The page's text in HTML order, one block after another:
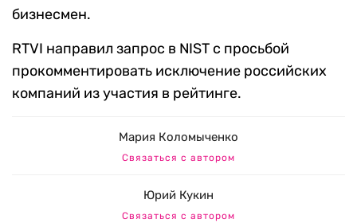
бизнесмен.
RTVI направил запрос в NIST с просьбой
прокомментировать исключение российских
компаний из участия в рейтинге.
Мария Коломыченко
Связаться с автором
Юрий Кукин
Связаться с автором